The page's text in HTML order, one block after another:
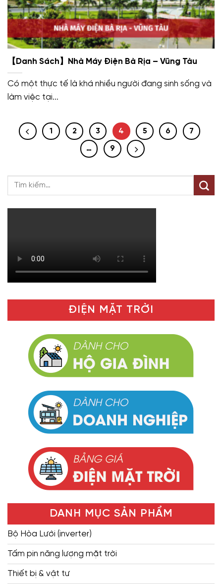
【Danh Sách】Nhà Máy Điện Bà Rịa – Vũng Tàu
Có một thực tế là khá nhiều người đang sinh sống và
làm việc tại...
1 2 3 4 5 6 7
… 9
ĐIỆN MẶT TRỜI
DANH MỤC SẢN PHẨM
Bộ Hòa Lưới (inverter)
Tấm pin năng lượng mặt trời
Thiết bị & vật tư